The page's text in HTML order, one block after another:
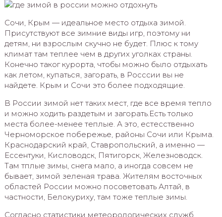
Сочи, Крым — идеальное место отдыха зимой.
Присутствуют все зимние виды игр, поэтому ни
детям, ни взрослым скучно не будет. Плюс к тому
климат там теплее чем в других уголках страны.
Конечно таког курорта, чтобы можно было отдыхать
как летом, купаться, загорать, в Росссии вы не
найдете. Крым и Сочи это более подходящие.
В России зимой нет таких мест, где все время тепло
и можно ходить раздетым и загорать.Есть только
места более-менее теплые. А это, естесственно
Черноморское побережье, районы Сочи или Крыма.
Краснодарский край, Ставропольский, а именно —
Ессентуки, Кисловодск, Пятигорск, Железноводск.
Там тплые зимы, снега мало, а иногда совсем не
бывает, зимой зеленая трава. Жителям восточных
областей России можно посоветовать Алтай, в
частности, Белокуриху, там тоже теплые зимы.
Согласно статистики метеорологических служб